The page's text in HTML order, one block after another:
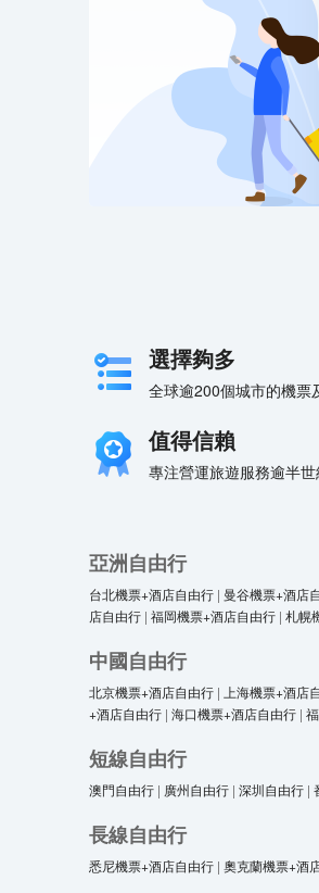
選擇夠多
全球逾200個城市的機票
值得信賴
專注營運旅遊服務逾半
亞洲自由行
台北機票+酒店自由行 | 曼谷機票+酒店
店自由行 | 福岡機票+酒店自由行 | 札幌
中國自由行
北京機票+酒店自由行 | 上海機票+酒店
+酒店自由行 | 海口機票+酒店自由行 |
短線自由行
澳門自由行 | 廣州自由行 | 深圳自由行 |
長線自由行
悉尼機票+酒店自由行 | 奧克蘭機票+酒